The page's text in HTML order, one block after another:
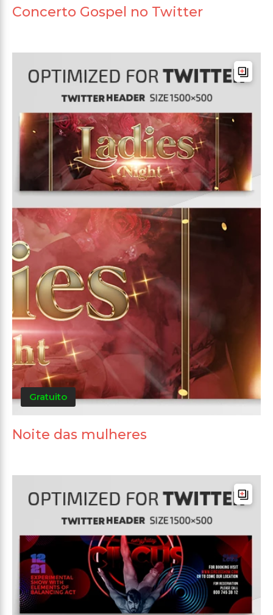
Concerto Gospel no Twitter
Gratuito
Noite das mulheres